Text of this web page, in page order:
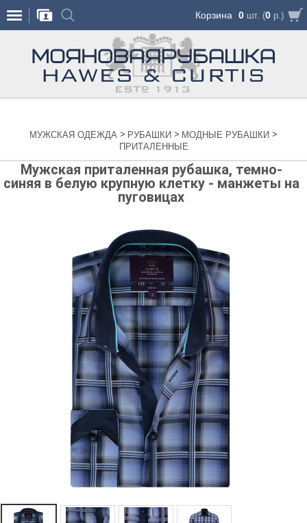
Корзина 0 шт. (0 р.)
МУЖСКАЯ ОДЕЖДА > РУБАШКИ > МОДНЫЕ РУБАШКИ >
ПРИТАЛЕННЫЕ
Мужская приталенная рубашка, темно-
синяя в белую крупную клетку - манжеты на
пуговицах